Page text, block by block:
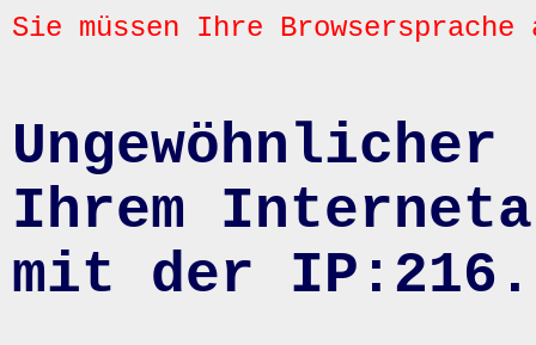
Sie müssen Ihre
Ihrem
mit der